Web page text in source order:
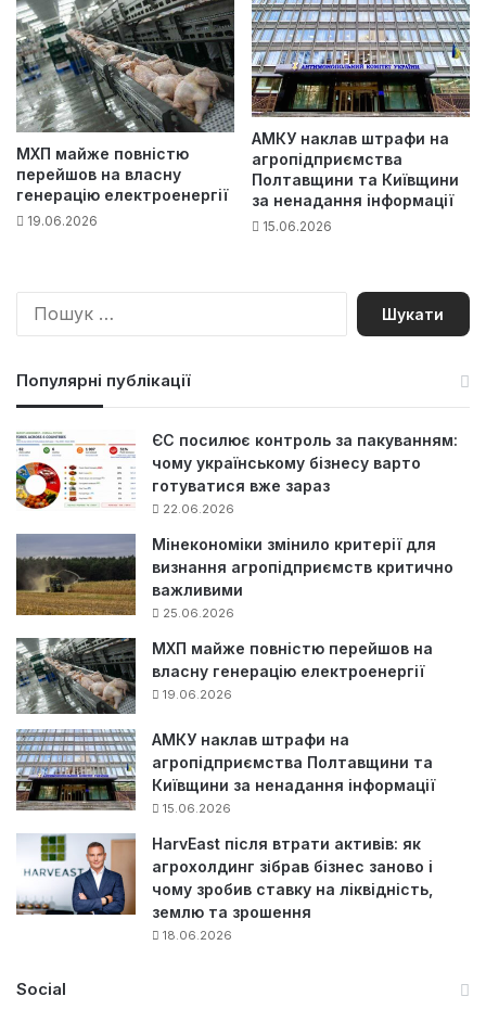
МХП майже повністю
перейшов на власну
генерацію електроенергії
19.06.2026
АМКУ наклав штрафи на
агропідприємства
Полтавщини та Київщини
за ненадання інформації
15.06.2026
П
Популярні публікації
ЄС посилює контроль за пакуванням:
чому українському бізнесу варто
готуватися вже зараз
22.06.2026
Мінекономіки змінило критерії для
визнання агропідприємств критично
важливими
25.06.2026
МХП майже повністю перейшов на
власну генерацію електроенергії
19.06.2026
АМКУ наклав штрафи на
агропідприємства Полтавщини та
Київщини за ненадання інформації
15.06.2026
HarvEast після втрати активів: як
агрохолдинг зібрав бізнес заново і
чому зробив ставку на ліквідність,
землю та зрошення
18.06.2026
Social